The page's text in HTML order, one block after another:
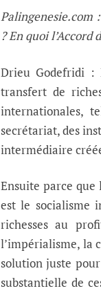
Palingenesie.com
? En quoi
Drieu Godefridi :
transfert de
internationales,
secrétariat, des
intermédiaire
Ensuite parce
est le socialisme
richesses au
l’impérialisme, la
solution juste
substantielle de